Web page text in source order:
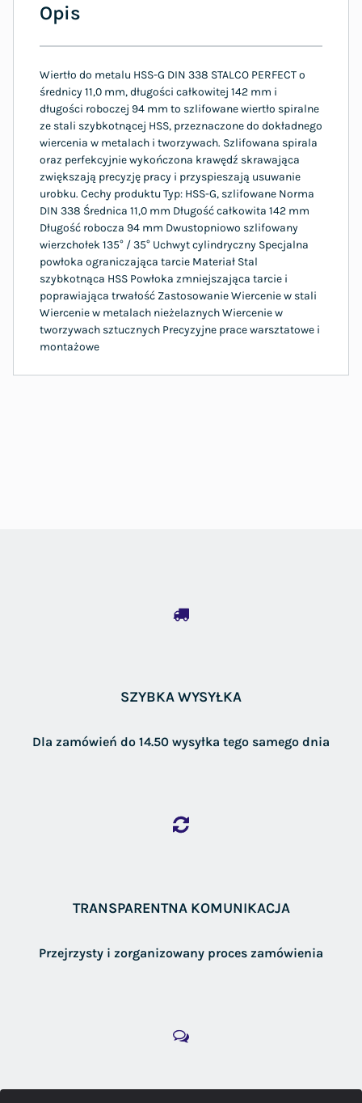
Opis
Wiertło do metalu HSS-G DIN 338 STALCO PERFECT o
średnicy 11,0 mm, długości całkowitej 142 mm i
długości roboczej 94 mm to szlifowane wiertło spiralne
ze stali szybkotnącej HSS, przeznaczone do dokładnego
wiercenia w metalach i tworzywach. Szlifowana spirala
oraz perfekcyjnie wykończona krawędź skrawająca
zwiększają precyzję pracy i przyspieszają usuwanie
urobku. Cechy produktu Typ: HSS-G, szlifowane Norma
DIN 338 Średnica 11,0 mm Długość całkowita 142 mm
Długość robocza 94 mm Dwustopniowo szlifowany
wierzchołek 135° / 35° Uchwyt cylindryczny Specjalna
powłoka ograniczająca tarcie Materiał Stal
szybkotnąca HSS Powłoka zmniejszająca tarcie i
poprawiająca trwałość Zastosowanie Wiercenie w stali
Wiercenie w metalach nieżelaznych Wiercenie w
tworzywach sztucznych Precyzyjne prace warsztatowe i
montażowe
SZYBKA WYSYŁKA
Dla zamówień do 14.50 wysyłka tego samego dnia
TRANSPARENTNA KOMUNIKACJA
Przejrzysty i zorganizowany proces zamówienia